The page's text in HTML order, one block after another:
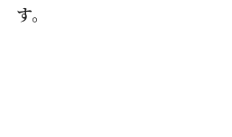
す。